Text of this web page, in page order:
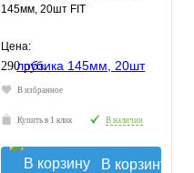
145мм, 20шт FIT
Цена:
290 руб.
В избранное
Купить в 1 клик В наличии
В корзину